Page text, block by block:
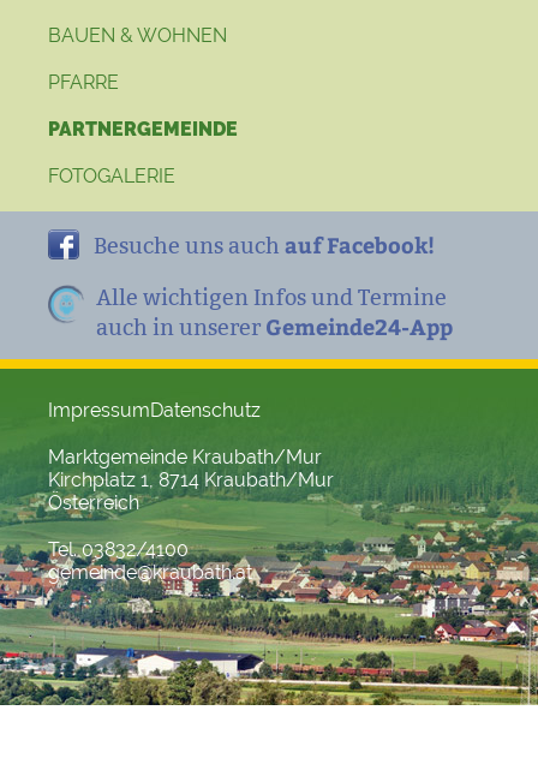
BAUEN & WOHNEN
PFARRE
PARTNERGEMEINDE
FOTOGALERIE
Besuche uns auch auf Facebook!
Alle wichtigen Infos und Termine
auch in unserer Gemeinde24-App
ImpressumDatenschutz
Marktgemeinde Kraubath/Mur
Kirchplatz 1, 8714 Kraubath/Mur
Österreich
Tel. 03832/4100
gemeinde@kraubath.at